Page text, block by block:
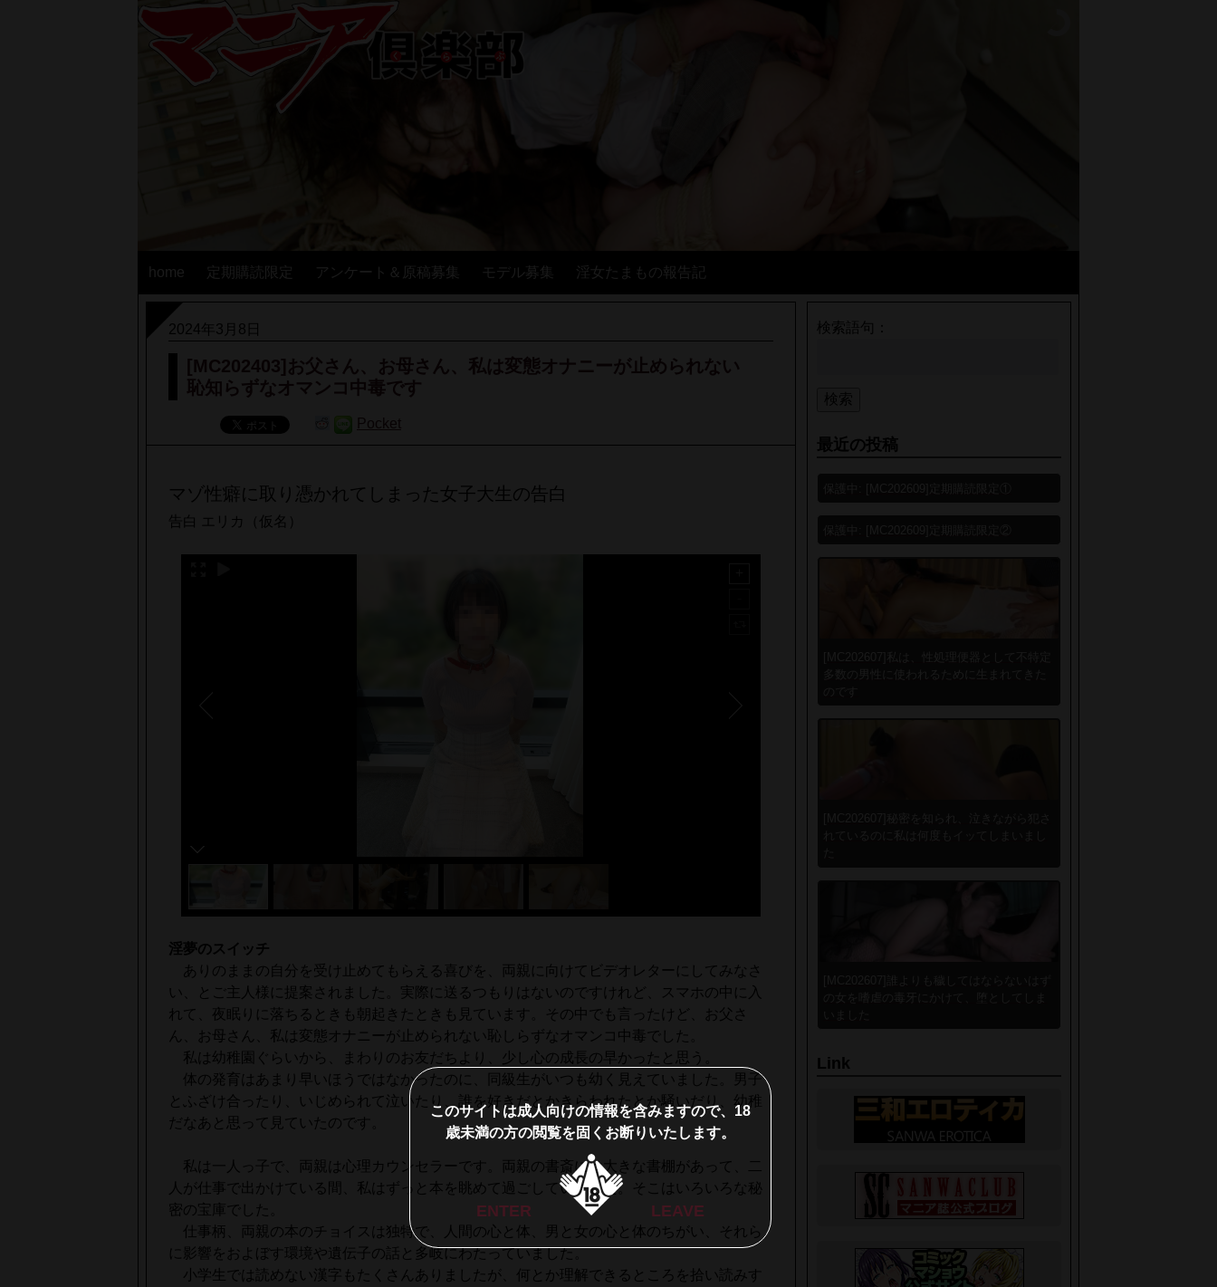
home 定期購読限定 アンケート＆原稿募集 モデル募集 淫女たまもの報告記
2024年3月8日
[MC202403]お父さん、お母さん、私は変態オナニーが止められない
恥知らずなオマンコ中毒です
Pocket
マゾ性癖に取り憑かれてしまった女子大生の告白
告白 エリカ（仮名）
淫夢のスイッチ
ありのままの自分を受け止めてもらえる喜びを、両親に向けてビデオレターにしてみなさ
い、とご主人様に提案されました。実際に送るつもりはないのですけれど、スマホの中に入
れて、夜眠りに落ちるときも朝起きたときも見ています。その中でも言ったけど、お父さ
ん、お母さん、私は変態オナニーが止められない恥しらずなオマンコ中毒でした。
私は幼稚園ぐらいから、まわりのお友だちより、少し心の成長の早かったと思う。
体の発育はあまり早いほうではなかったのに、同級生がいつも幼く見えていました。男子
とふざけ合ったり、いじめられて泣いたり、誰を好きだとかきらわれたとか騒いだり、幼稚
だなあと思って見ていたのです。
私は一人っ子で、両親は心理カウンセラーです。両親の書斎には大きな書棚があって、二
人が仕事で出かけている間、私はずっと本を眺めて過ごしていました。そこはいろいろな秘
密の宝庫でした。
仕事柄、両親の本のチョイスは独特で、人間の心と体、男と女の心と体のちがい、それら
に影響をおよぼす環境や遺伝子の話と多岐にわたっていました。
小学生では読めない漢字もたくさんありましたが、何とか理解できるところを拾い読みす
検索語句：
検索
最近の投稿
Link
このサイトは成人向けの情報を含みますので、18
歳未満の方の閲覧を固くお断りいたします。
ENTER LEAVE